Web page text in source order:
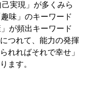
実現」が多くみら
味」のキーワード
が頻出キーワード
つれて、能力の発揮
れればそれで幸せ」
ます。